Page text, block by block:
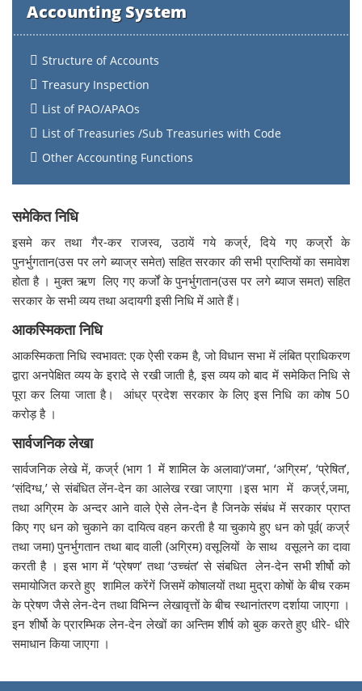
Accounting System
Structure of Accounts
Treasury Inspection
List of PAO/APAOs
List of Treasuries /Sub Treasuries with Code
Other Accounting Functions
समेकित निधि
इसमे कर तथा गैर-कर राजस्व, उठायें गये कर्ज्र, दिये गए कर्ज्रो के
पुनर्भुगतान(उस पर लगे ब्याज्र समेत) सहित सरकार की सभी प्राप्तियों का समावेश
होता है । मुक्त ऋण लिए गए कर्जों के पुनर्भुगतान(उस पर लगे ब्याज समत) सहित
सरकार के सभी व्यय तथा अदायगी इसी निधि में आते हैं।
आकस्मिकता निधि
आकस्मिकता निधि स्वभावत: एक ऐसी रकम है, जो विधान सभा में लंबित प्राधिकरण
द्वारा अनपेक्षित व्यय के इरादे से रखी जाती है, इस व्यय को बाद में समेकित निधि से
पूरा कर लिया जाता है। आंध्र प्रदेश सरकार के लिए इस निधि का कोष 50
करोड़ है ।
सार्वजनिक लेखा
सार्वजनिक लेखे में, कर्ज्र (भाग 1 में शामिल के अलावा)‘जमा’, ‘अग्रिम’, ‘प्रेषित’,
‘संदिग्ध,’ से संबंधित लेंन-देन का आलेख रखा जाएगा ।इस भाग में कर्ज्र,जमा,
तथा अग्रिम के अन्दर आने वाले ऐसे लेन-देन है जिनके संबंध में सरकार प्राप्त
किए गए धन को चुकाने का दायित्व वहन करती है या चुकाये हुए धन को पूर्व( कर्ज्र
तथा जमा) पुनर्भुगतान तथा बाद वाली (अग्रिम) वसूलियों के साथ वसूलने का दावा
करती है । इस भाग में ‘प्रेषण’ तथा ‘उच्चंत’ से संबधित लेन-देन सभी शीर्षो को
समायोजित करते हुए शामिल करेंगें जिसमें कोषालयों तथा मुद्रा कोषों के बीच रकम
के प्रेषण जैसे लेन-देन तथा विभिन्न लेखावृत्तों के बीच स्थानांतरण दर्शाया जाएगा ।
इन शीर्षो के प्रारम्भिक लेन-देन लेखों का अन्तिम शीर्ष को बुक करते हुए धीरे- धीरे
समाधान किया जाएगा ।